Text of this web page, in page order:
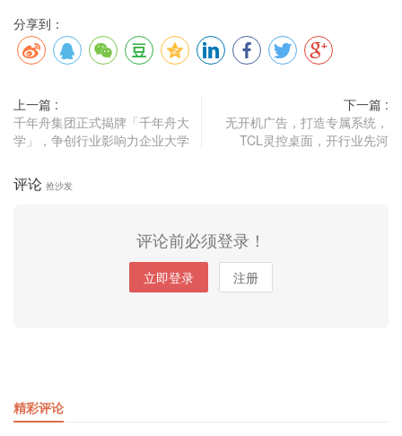
分享到：
上一篇 :
千年舟集团正式揭牌「千年舟大
学」，争创行业影响力企业大学
下一篇 :
无开机广告，打造专属系统，
TCL灵控桌面，开行业先河
评论 抢沙发
评论前必须登录！
立即登录 注册
精彩评论